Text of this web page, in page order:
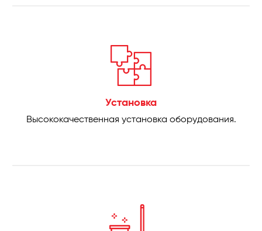
Установка
Высококачественная установка оборудования.